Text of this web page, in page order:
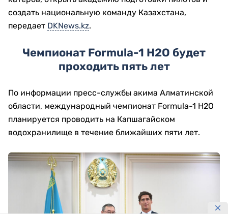
создать национальную команду Казахстана,
передает DKNews.kz.
Чемпионат Formula-1 H2O будет
проходить пять лет
По информации пресс-службы акима Алматинской
области, международный чемпионат Formula-1 H2O
планируется проводить на Капшагайском
водохранилище в течение ближайших пяти лет.